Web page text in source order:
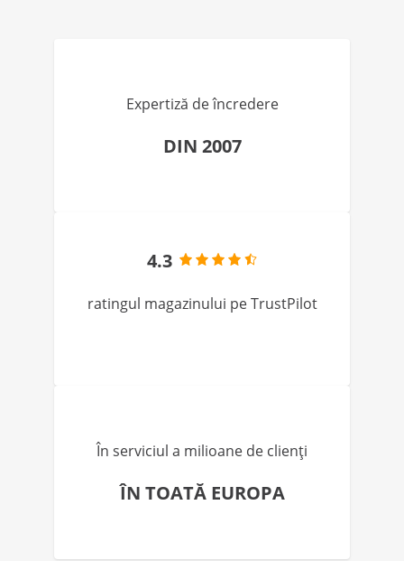
Expertiză de încredere
DIN 2007
4.3
ratingul magazinului pe TrustPilot
În serviciul a milioane de clienți
ÎN TOATĂ EUROPA